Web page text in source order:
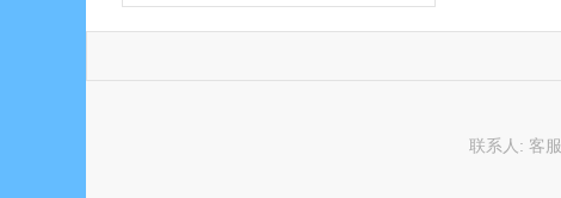
联系人: 客服